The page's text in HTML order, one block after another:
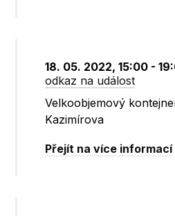
18. 05. 2022, 15:00 -
odkaz na událost
Velkoobjemový
Kazimírova
Přejít na více informací